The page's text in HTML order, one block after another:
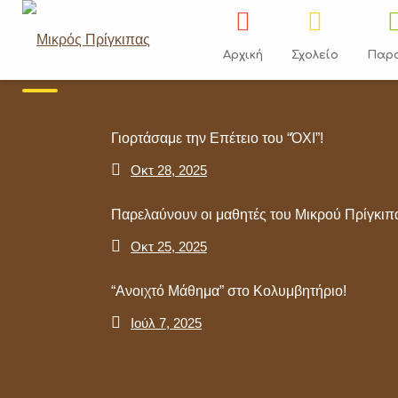
Skip
Αρχική Σχολείο
Γιορτάσαμε την Επέτειο του “ΌΧΙ”!
Οκτ 28, 2025
Παρελαύνουν οι μαθητές του Μικρού
Οκτ 25, 2025
“Ανοιχτό Μάθημα” στο Κολυμβητήριο!
Ιούλ 7, 2025